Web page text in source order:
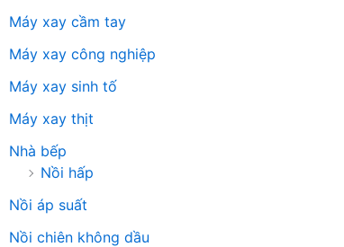
Máy xay cầm tay
Máy xay công nghiệp
Máy xay sinh tố
Máy xay thịt
Nhà bếp
Nồi hấp
Nồi áp suất
Nồi chiên không dầu